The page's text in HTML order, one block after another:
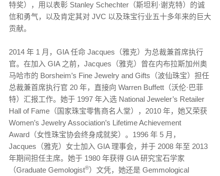
特奖），用以表彰 Stanley Schechter（斯坦利·谢克特）的诚
信和勇气，以及肯定其对 JVC 以及珠宝行业五十多年来的巨大
贡献。
2014 年 1 月，GIA 任命 Jacques（雅克）为总裁兼首席执行
官。在加入 GIA 之前，Jacques（雅克）曾在内布拉斯加州奥
马哈市的 Borsheim’s Fine Jewelry and Gifts（波仙珠宝）担任
总裁兼首席执行官 20 年，直接向 Warren Buffett（沃伦·巴菲
特）汇报工作。她于 1997 年入选 National Jeweler’s Retailer
Hall of Fame（国家珠宝零售商名人堂），2010 年，她又荣获
Women’s Jewelry Association’s Lifetime Achievement
Award（女性珠宝协会终身成就奖）。1996 年 5 月，
Jacques（雅克）女士加入 GIA 理事会，并于 2008 年至 2013
年期间担任主席。她于 1980 年获得 GIA 研究宝石学家
（Graduate Gemologist®）文凭，她还是 Gemmological